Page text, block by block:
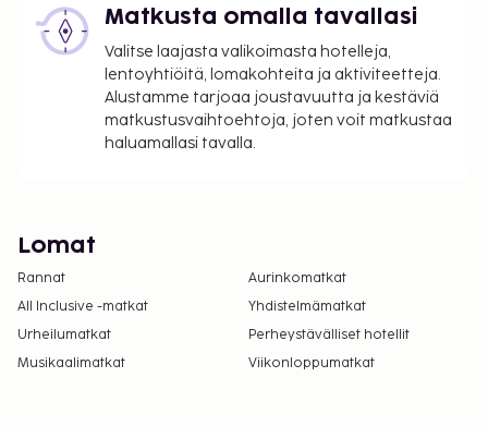
Matkusta omalla tavallasi
Valitse laajasta valikoimasta hotelleja,
lentoyhtiöitä, lomakohteita ja aktiviteetteja.
Alustamme tarjoaa joustavuutta ja kestäviä
matkustusvaihtoehtoja, joten voit matkustaa
haluamallasi tavalla.
Lomat
Rannat
Aurinkomatkat
All Inclusive -matkat
Yhdistelmämatkat
Urheilumatkat
Perheystävälliset hotellit
Musikaalimatkat
Viikonloppumatkat